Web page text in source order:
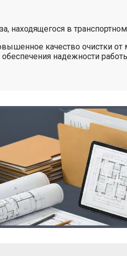
находящегося в
качество очистки от
надежности